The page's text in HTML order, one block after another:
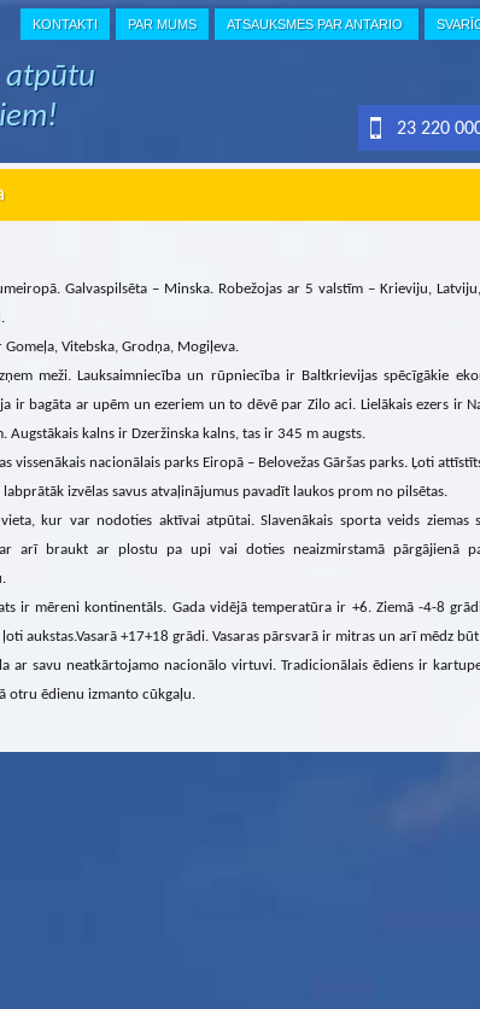
KONTAKTI PAR MUMS ATSAUKSMES PAR ANTARIO
atpūtu
23 220
Galvaspilsēta – Minska. Robežojas ar 5 valstīm – Krieviju,
Gomeļa, Vitebska, Grodņa, Mogiļeva.
meži. Lauksaimniecība un rūpniecība ir Baltkrievijas spēcīgākie
ir bagāta ar upēm un ezeriem un to dēvē par Zilo aci. Lielākais ezers ir
Augstākais kalns ir Dzeržinska kalns, tas ir 345 m augsts.
vissenākais nacionālais parks Eiropā – Belovežas Gāršas parks. Ļoti
izvēlas savus atvaļinājumus pavadīt laukos prom no pilsētas.
kur var nodoties aktīvai atpūtai. Slavenākais sporta veids ziemas
arī braukt ar plostu pa upi vai doties neaizmirstamā pārgājienā
ir mēreni kontinentāls. Gada vidējā temperatūra ir +6. Ziemā -4-8
aukstas.Vasarā +17+18 grādi. Vasaras pārsvarā ir mitras un arī mēdz būt
ar savu neatkārtojamo nacionālo virtuvi. Tradicionālais ēdiens ir
otru ēdienu izmanto cūkgaļu.